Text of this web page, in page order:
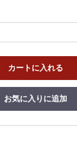
カートに入れる
お気に入りに追加